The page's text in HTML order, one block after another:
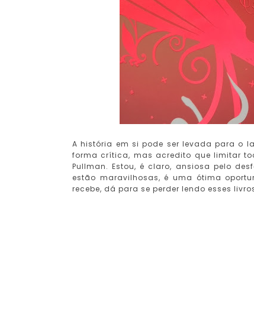
A história em si pode ser levada para o
forma crítica, mas acredito que limitar
Pullman. Estou, é claro, ansiosa pelo
estão maravilhosas, é uma ótima
recebe, dá para se perder lendo esses